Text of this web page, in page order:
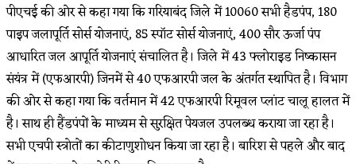
पीएचई की ओर से कहा गया कि गरियाबंद जिले में 10060 सभी हैडपंप, 180
पाइप जलापूर्ति सोर्स योजनाएं, 85 स्पॉट सोर्स योजनाएं, 400 सौर ऊर्जा पंप
आधारित जल आपूर्ति योजनाएं संचालित है। जिले में 43 फ्लोराइड निष्कासन
संयंत्र में (एफआरपी) जिनमें से 40 एफआरपी जल के अंतर्गत स्थापित है। विभाग
की ओर से कहा गया कि वर्तमान में 42 एफआरपी रिमूवल प्लांट चालू हालत में
है। साथ ही हैंडपंपों के माध्यम से सुरक्षित पेयजल उपलब्ध कराया जा रहा है।
सभी एचपी स्त्रोतों का कीटाणुशोधन किया जा रहा है। बारिश से पहले और बाद